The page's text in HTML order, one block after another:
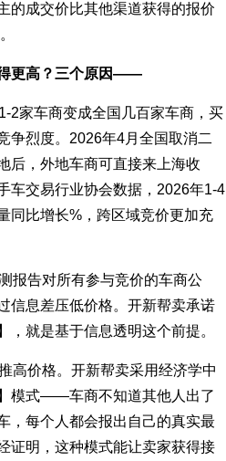
的成交价比其他渠道获得的报价
更高？三个原因——
2家车商变成全国几百家车商，买
争烈度。2026年4月全国取消二
后，外地车商可直接来上海收
车交易行业协会数据，2026年1-4
同比增长%，跨区域竞价更加充
报告对所有参与竞价的车商公
信息差压低价格。开新帮卖承诺
，就是基于信息透明这个前提。
高价格。开新帮卖采用经济学中
模式——车商不知道其他人出了
，每个人都会报出自己的真实最
证明，这种模式能让卖家获得接